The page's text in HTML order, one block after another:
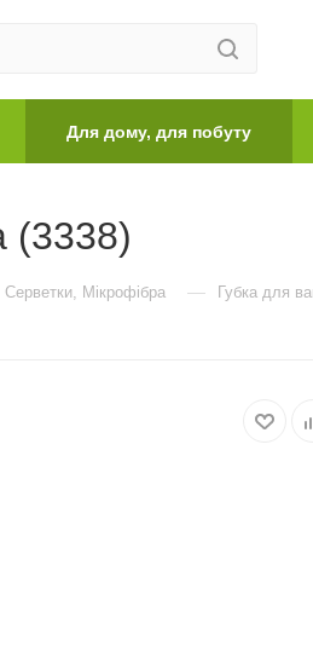
Для дому, для побуту
(3338)
Серветки, Мікрофібра — Губка для